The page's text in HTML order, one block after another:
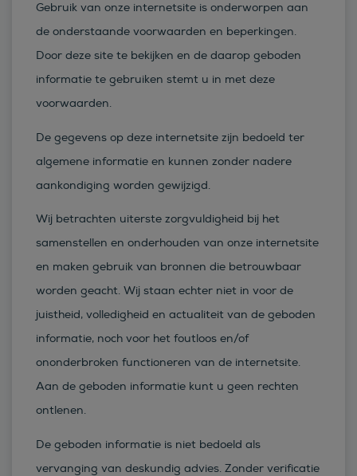
Gebruik van onze internetsite is onderworpen aan
de onderstaande voorwaarden en beperkingen.
Door deze site te bekijken en de daarop geboden
informatie te gebruiken stemt u in met deze
voorwaarden.
De gegevens op deze internetsite zijn bedoeld ter
algemene informatie en kunnen zonder nadere
aankondiging worden gewijzigd.
Wij betrachten uiterste zorgvuldigheid bij het
samenstellen en onderhouden van onze internetsite
en maken gebruik van bronnen die betrouwbaar
worden geacht. Wij staan echter niet in voor de
juistheid, volledigheid en actualiteit van de geboden
informatie, noch voor het foutloos en/of
ononderbroken functioneren van de internetsite.
Aan de geboden informatie kunt u geen rechten
ontlenen.
De geboden informatie is niet bedoeld als
vervanging van deskundig advies. Zonder verificatie